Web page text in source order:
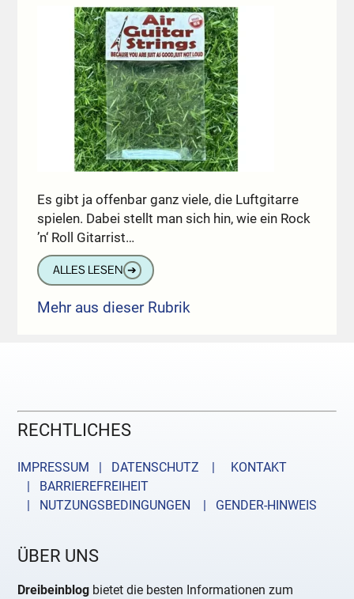
Es gibt ja offenbar ganz viele, die Luftgitarre
spielen. Dabei stellt man sich hin, wie ein Rock
’n‘ Roll Gitarrist…
ALLES LESEN ➔
Mehr aus dieser Rubrik
RECHTLICHES
IMPRESSUM | DATENSCHUTZ |
KONTAKT
| BARRIEREFREIHEIT
| NUTZUNGSBEDINGUNGEN
| GENDER-HINWEIS
ÜBER UNS
Dreibeinblog bietet die besten Informationen zum